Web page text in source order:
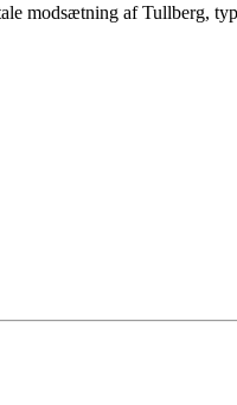
modsætning af Tullberg,